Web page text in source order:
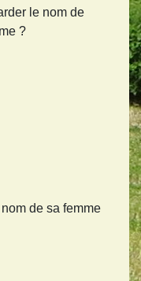
le nom de
?
de sa femme